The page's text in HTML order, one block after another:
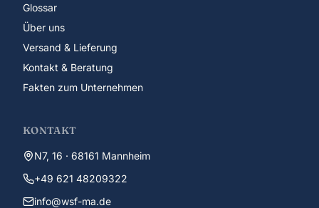
Glossar
Über uns
Versand & Lieferung
Kontakt & Beratung
Fakten zum Unternehmen
KONTAKT
N7, 16 · 68161 Mannheim
+49 621 48209322
info@wsf-ma.de